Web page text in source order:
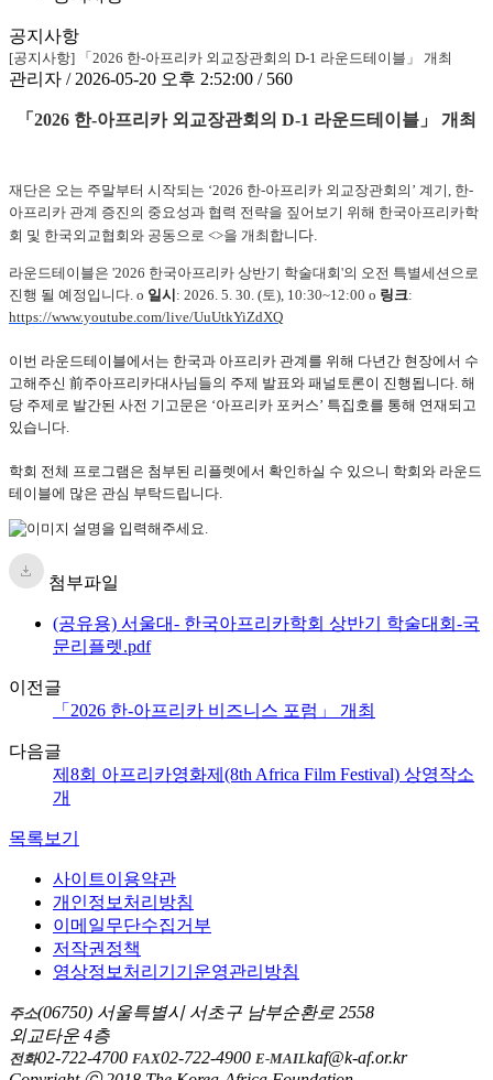
공지사항
[공지사항] 「2026 한-아프리카 외교장관회의 D-1 라운드테이블」 개최
관리자 / 2026-05-20 오후 2:52:00 / 560
「 2026 한-아프리카 외교장관회의 D-1 라운드테이블 」 개최
재단은 오는 주말부터 시작되는 ‘2026 한-아프리카 외교장관회의’ 계기, 한-
아프리카 관계 증진의 중요성과 협력 전략을 짚어보기 위해 한국아프리카학
회 및 한국외교협회와 공동으로 <>을 개최합니 다.
라운드테이블은 '2026 한국아프리카 상반기 학술대회'의 오전 특별세션으로
진행 될 예정입니다. o 일시 : 2026. 5. 30. (토), 10:30~12:00 o 링크:
https://www.youtube.com/live/UuUtkYiZdXQ
이번 라운드테이블에서는 한국과 아프리카 관계를 위해 다년간 현장에서 수
고해주신 前주아프리카대사님들의 주제 발표와 패널토론이 진행됩니다. 해
당 주제로 발간된 사전 기고문은 ‘아프리카 포커스’ 특집호를 통해 연재되고
있습니다.
학회 전체 프로그램은 첨부된 리플렛에서 확인하실 수 있으니 학회와 라운드
테이블에 많은 관심 부탁드립니다.
첨부파일
(공유용) 서울대- 한국아프리카학회 상반기 학술대회-국
문리플렛.pdf
이전글
「2026 한-아프리카 비즈니스 포럼」 개최
다음글
제8회 아프리카영화제(8th Africa Film Festival) 상영작소
개
목록보기
사이트이용약관
개인정보처리방침
이메일무단수집거부
저작권정책
영상정보처리기기운영관리방침
주소(06750) 서울특별시 서초구 남부순환로 2558
외교타운 4층
전화02-722-4700 FAX02-722-4900 E-MAILkaf@k-af.or.kr